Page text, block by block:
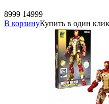
8999 14999
В корзинуКупить в один клик